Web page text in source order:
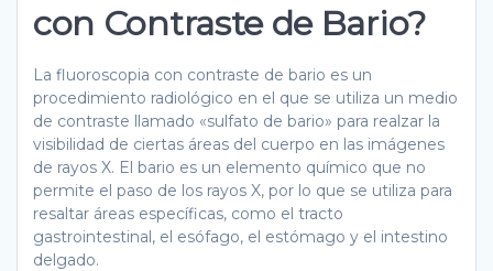
con Contraste de Bario?
La fluoroscopia con contraste de bario es un
procedimiento radiológico en el que se utiliza un medio
de contraste llamado «sulfato de bario» para realzar la
visibilidad de ciertas áreas del cuerpo en las imágenes
de rayos X. El bario es un elemento químico que no
permite el paso de los rayos X, por lo que se utiliza para
resaltar áreas específicas, como el tracto
gastrointestinal, el esófago, el estómago y el intestino
delgado.